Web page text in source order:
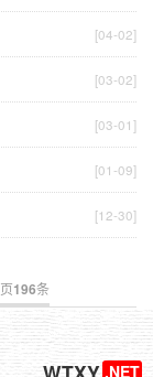
[04-02]
[03-02]
[03-01]
[01-09]
[12-30]
页196条
.NET